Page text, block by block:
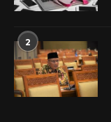
2